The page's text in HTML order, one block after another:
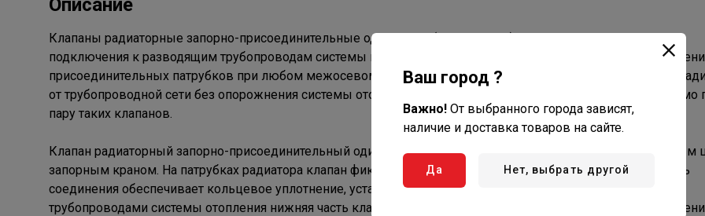
Описание
Клапаны радиаторные запорно-присоединительные одинарные (раздельные) Varmega предназначены для
подключения к разводящим трубопроводам системы водяного отопления радиаторов с нижним
присоединительных патрубков при любом межосевом расстоянии между ними, а также для отключения
от трубопроводной сети без опорожнения системы отопления. На каждый отопительный прибор необходимо
пару таких клапанов.
Клапан радиаторный запорно-присоединительный одинарный состоит из латунного патрубка со
запорным краном. На патрубках радиатора клапан фиксируется при помощи накидной гайки, герметичность
соединения обеспечивает кольцевое уплотнение, установленное на верхнем штуцере. Для соединения с
трубопроводами системы отопления нижняя часть клапана оборудована наружной резьбой для
Ваш город ?
Важно! От выбранного города зависят,
наличие и доставка товаров на сайте.
Да Нет, выбрать другой